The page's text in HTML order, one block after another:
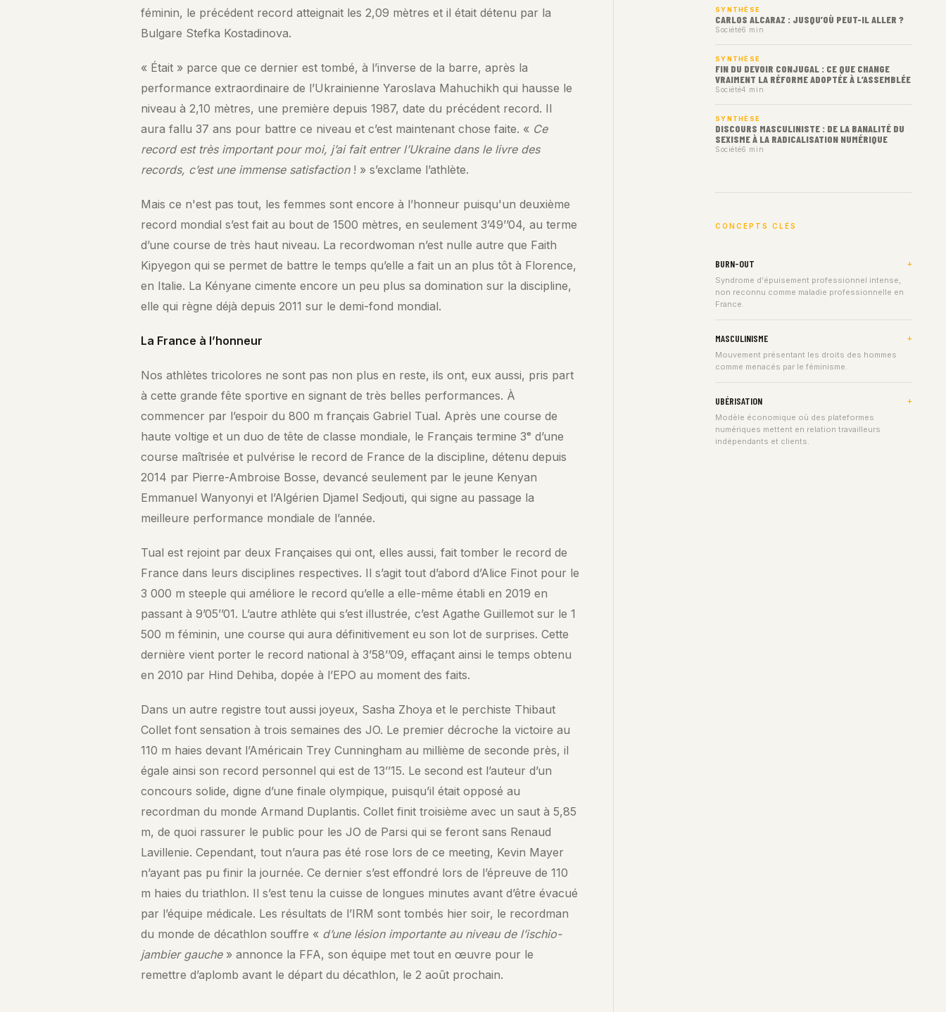
QUESTIONS FRÉQUENTES
féminin, le précédent record atteignait les 2,09 mètres et il était détenu par la
Bulgare Stefka Kostadinova.
« Était » parce que ce dernier est tombé, à l’inverse de la barre, après la
performance extraordinaire de l’Ukrainienne Yaroslava Mahuchikh qui hausse le
niveau à 2,10 mètres, une première depuis 1987, date du précédent record. Il
aura fallu 37 ans pour battre ce niveau et c’est maintenant chose faite. « Ce
record est très important pour moi, j’ai fait entrer l’Ukraine dans le livre des
records, c’est une immense satisfaction! » s’exclame l’athlète.
Mais ce n'est pas tout, les femmes sont encore à l’honneur puisqu'un deuxième
record mondial s’est fait au bout de 1500 mètres, en seulement 3’49’’04, au terme
d’une course de très haut niveau. La recordwoman n’est nulle autre que Faith
Kipyegon qui se permet de battre le temps qu’elle a fait un an plus tôt à Florence,
en Italie. La Kényane cimente encore un peu plus sa domination sur la discipline,
elle qui règne déjà depuis 2011 sur le demi-fond mondial.
La France à l’honneur
Nos athlètes tricolores ne sont pas non plus en reste, ils ont, eux aussi, pris part
à cette grande fête sportive en signant de très belles performances. À
commencer par l’espoir du 800 m français Gabriel Tual. Après une course de
haute voltige et un duo de tête de classe mondiale, le Français termine 3ᵉ d’une
course maîtrisée et pulvérise le record de France de la discipline, détenu depuis
2014 par Pierre-Ambroise Bosse, devancé seulement par le jeune Kenyan
Emmanuel Wanyonyi et l’Algérien Djamel Sedjouti, qui signe au passage la
meilleure performance mondiale de l’année.
Tual est rejoint par deux Françaises qui ont, elles aussi, fait tomber le record de
France dans leurs disciplines respectives. Il s’agit tout d’abord d’Alice Finot pour le
3 000 m steeple qui améliore le record qu’elle a elle-même établi en 2019 en
passant à 9’05’’01. L’autre athlète qui s’est illustrée, c’est Agathe Guillemot sur le 1
500 m féminin, une course qui aura définitivement eu son lot de surprises. Cette
dernière vient porter le record national à 3’58’’09, effaçant ainsi le temps obtenu
en 2010 par Hind Dehiba, dopée à l’EPO au moment des faits.
Dans un autre registre tout aussi joyeux, Sasha Zhoya et le perchiste Thibaut
Collet font sensation à trois semaines des JO. Le premier décroche la victoire au
110 m haies devant l’Américain Trey Cunningham au millième de seconde près, il
égale ainsi son record personnel qui est de 13’’15. Le second est l’auteur d’un
concours solide, digne d’une finale olympique, puisqu’il était opposé au
recordman du monde Armand Duplantis. Collet finit troisième avec un saut à 5,85
m, de quoi rassurer le public pour les JO de Parsi qui se feront sans Renaud
Lavillenie. Cependant, tout n’aura pas été rose lors de ce meeting, Kevin Mayer
n’ayant pas pu finir la journée. Ce dernier s’est effondré lors de l’épreuve de 110
m haies du triathlon. Il s’est tenu la cuisse de longues minutes avant d’être évacué
par l’équipe médicale. Les résultats de l’IRM sont tombés hier soir, le recordman
du monde de décathlon souffre « d’une lésion importante au niveau de l’ischio-
jambier gauche» annonce la FFA, son équipe met tout en œuvre pour le
remettre d’aplomb avant le départ du décathlon, le 2 août prochain.
SYNTHÈSE
CARLOS ALCARAZ : JUSQU’OÙ PEUT-IL ALLER ?
Société6 min
SYNTHÈSE
FIN DU DEVOIR CONJUGAL : CE QUE CHANGE
VRAIMENT LA RÉFORME ADOPTÉE À L’ASSEMBLÉE
Société4 min
SYNTHÈSE
DISCOURS MASCULINISTE : DE LA BANALITÉ DU
SEXISME À LA RADICALISATION NUMÉRIQUE
Société6 min
CONCEPTS CLÉS
BURN-OUT
Syndrome d'épuisement professionnel intense,
non reconnu comme maladie professionnelle en
France.
MASCULINISME
Mouvement présentant les droits des hommes
comme menacés par le féminisme.
UBÉRISATION
Modèle économique où des plateformes
numériques mettent en relation travailleurs
indépendants et clients.